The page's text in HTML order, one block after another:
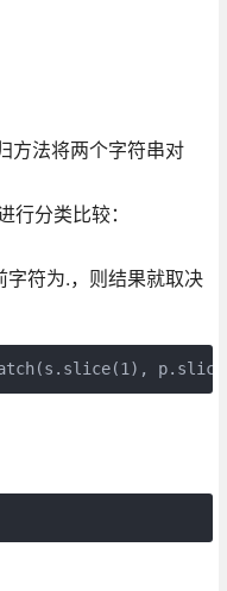
方法将两个字符串对
分类比较：
符为.，则结果就取决